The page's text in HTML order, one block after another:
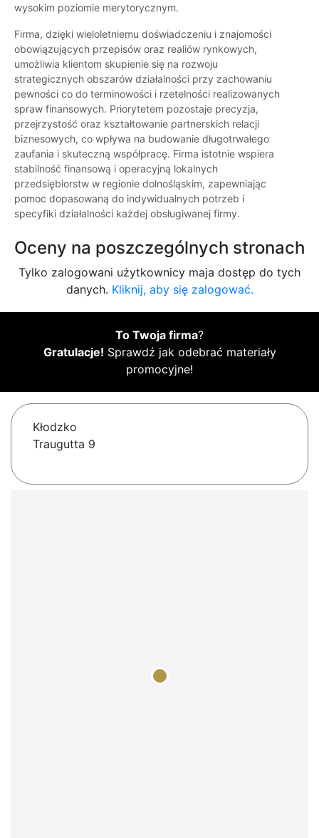
wysokim poziomie merytorycznym.
Firma, dzięki wieloletniemu doświadczeniu i znajomości
obowiązujących przepisów oraz realiów rynkowych,
umożliwia klientom skupienie się na rozwoju
strategicznych obszarów działalności przy zachowaniu
pewności co do terminowości i rzetelności realizowanych
spraw finansowych. Priorytetem pozostaje precyzja,
przejrzystość oraz kształtowanie partnerskich relacji
biznesowych, co wpływa na budowanie długotrwałego
zaufania i skuteczną współpracę. Firma istotnie wspiera
stabilność finansową i operacyjną lokalnych
przedsiębiorstw w regionie dolnośląskim, zapewniając
pomoc dopasowaną do indywidualnych potrzeb i
specyfiki działalności każdej obsługiwanej firmy.
Oceny na poszczególnych stronach
Tylko zalogowani użytkownicy maja dostęp do tych
danych. Kliknij, aby się zalogować.
To Twoja firma?
Gratulacje! Sprawdź jak odebrać materiały
promocyjne!
Kłodzko
Traugutta 9